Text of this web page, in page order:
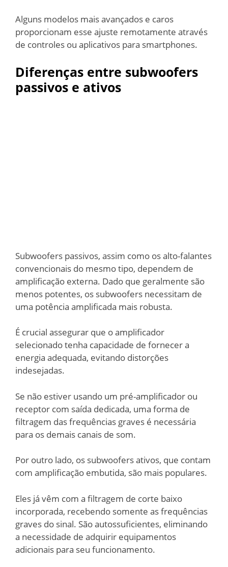
Alguns modelos mais avançados e caros
proporcionam esse ajuste remotamente através
de controles ou aplicativos para smartphones.
Diferenças entre subwoofers
passivos e ativos
Subwoofers passivos, assim como os alto-falantes
convencionais do mesmo tipo, dependem de
amplificação externa. Dado que geralmente são
menos potentes, os subwoofers necessitam de
uma potência amplificada mais robusta.
É crucial assegurar que o amplificador
selecionado tenha capacidade de fornecer a
energia adequada, evitando distorções
indesejadas.
Se não estiver usando um pré-amplificador ou
receptor com saída dedicada, uma forma de
filtragem das frequências graves é necessária
para os demais canais de som.
Por outro lado, os subwoofers ativos, que contam
com amplificação embutida, são mais populares.
Eles já vêm com a filtragem de corte baixo
incorporada, recebendo somente as frequências
graves do sinal. São autossuficientes, eliminando
a necessidade de adquirir equipamentos
adicionais para seu funcionamento.